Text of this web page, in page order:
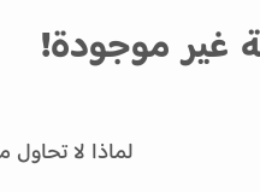
غير موجودة!
لماذا لا